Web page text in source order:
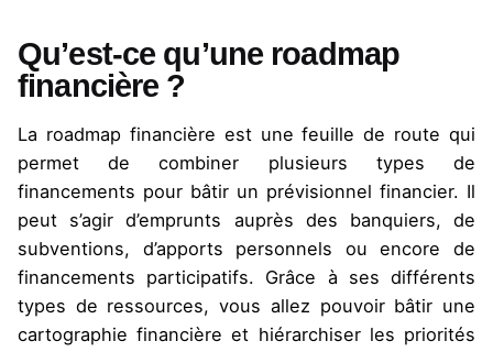
Qu’est-ce qu’une roadmap
financière ?
La roadmap financière est une feuille de route qui
permet de combiner plusieurs types de
financements pour bâtir un prévisionnel financier. Il
peut s’agir d’emprunts auprès des banquiers, de
subventions, d’apports personnels ou encore de
financements participatifs. Grâce à ses différents
types de ressources, vous allez pouvoir bâtir une
cartographie financière et hiérarchiser les priorités